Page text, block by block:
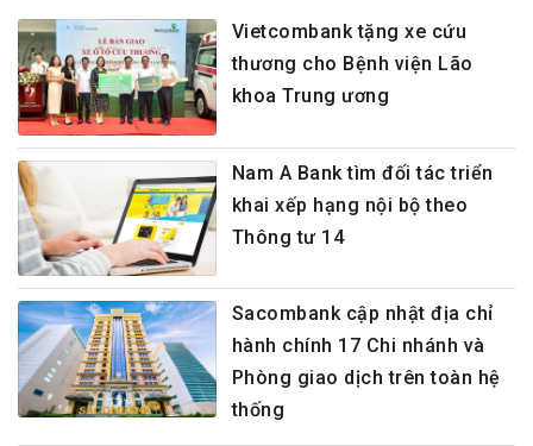
Vietcombank tặng xe cứu
thương cho Bệnh viện Lão
khoa Trung ương
Nam A Bank tìm đối tác triển
khai xếp hạng nội bộ theo
Thông tư 14
Sacombank cập nhật địa chỉ
hành chính 17 Chi nhánh và
Phòng giao dịch trên toàn hệ
thống